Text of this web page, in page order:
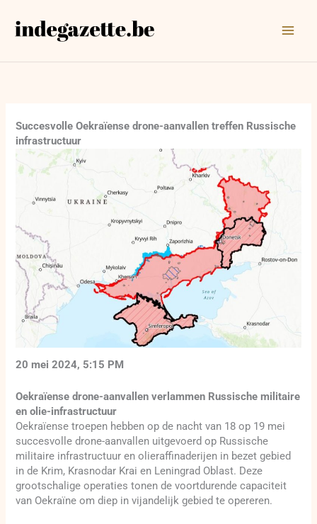
naar
Succesvolle Oekraïense drone-aanvallen treffen Russische
infrastructuur
20 mei 2024, 5:15 PM
Oekraïense drone-aanvallen verlammen Russische militaire
en olie-infrastructuur
Oekraïense troepen hebben op de nacht van 18 op 19 mei
succesvolle drone-aanvallen uitgevoerd op Russische
militaire infrastructuur en olieraffinaderijen in bezet gebied
in de Krim, Krasnodar Krai en Leningrad Oblast. Deze
grootschalige operaties tonen de voortdurende capaciteit
van Oekraïne om diep in vijandelijk gebied te opereren.